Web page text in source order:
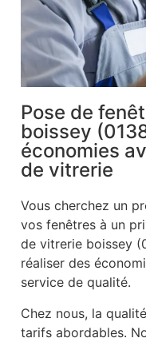
Pose de
boissey
économies
de vitrerie
Vous cherchez un
vos fenêtres à un
de vitrerie boissey
réaliser des
service de qualité.
Chez nous, la
tarifs abordables.